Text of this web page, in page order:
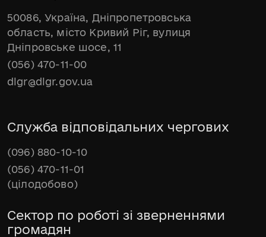
50086, Україна, Дніпропетровська
область, місто Кривий Ріг, вулиця
Дніпровське шосе, 11
(056) 470-11-00
dlgr@dlgr.gov.ua
Служба відповідальних чергових
(096) 880-10-10
(056) 470-11-01
(цілодобово)
Сектор по роботі зі зверненнями
громадян